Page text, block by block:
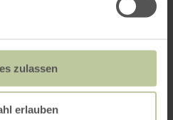
zulassen
erlauben